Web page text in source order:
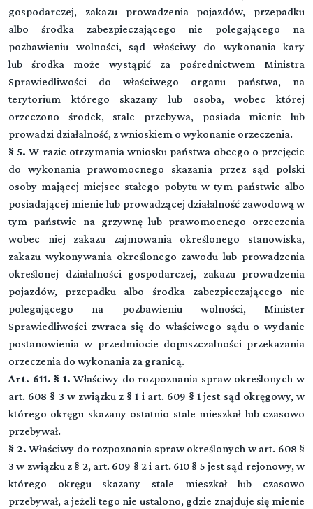
gospodarczej, zakazu prowadzenia pojazdów, przepadku
albo środka zabezpieczającego nie polegającego na
pozbawieniu wolności, sąd właściwy do wykonania kary
lub środka może wystąpić za pośrednictwem Ministra
Sprawiedliwości do właściwego organu państwa, na
terytorium którego skazany lub osoba, wobec której
orzeczono środek, stale przebywa, posiada mienie lub
prowadzi działalność, z wnioskiem o wykonanie orzeczenia.
§ 5. W razie otrzymania wniosku państwa obcego o przejęcie
do wykonania prawomocnego skazania przez sąd polski
osoby mającej miejsce stałego pobytu w tym państwie albo
posiadającej mienie lub prowadzącej działalność zawodową w
tym państwie na grzywnę lub prawomocnego orzeczenia
wobec niej zakazu zajmowania określonego stanowiska,
zakazu wykonywania określonego zawodu lub prowadzenia
określonej działalności gospodarczej, zakazu prowadzenia
pojazdów, przepadku albo środka zabezpieczającego nie
polegającego na pozbawieniu wolności, Minister
Sprawiedliwości zwraca się do właściwego sądu o wydanie
postanowienia w przedmiocie dopuszczalności przekazania
orzeczenia do wykonania za granicą.
Art. 611. § 1. Właściwy do rozpoznania spraw określonych w
art. 608 § 3 w związku z § 1 i art. 609 § 1 jest sąd okręgowy, w
którego okręgu skazany ostatnio stale mieszkał lub czasowo
przebywał.
§ 2. Właściwy do rozpoznania spraw określonych w art. 608 §
3 w związku z § 2, art. 609 § 2 i art. 610 § 5 jest sąd rejonowy, w
którego okręgu skazany stale mieszkał lub czasowo
przebywał, a jeżeli tego nie ustalono, gdzie znajduje się mienie